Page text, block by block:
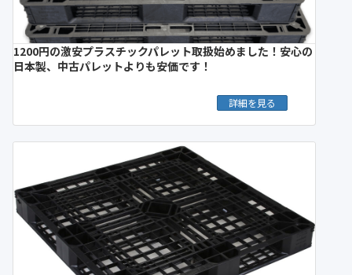
1200円の激安プラスチックパレット取扱始めました！安心の
日本製、中古パレットよりも安価です！
詳細を見る